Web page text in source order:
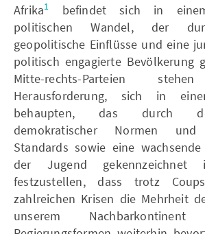
Afrika1
befindet sich in
politischen Wandel, der
geopolitische Einflüsse und eine
politisch engagierte Bevölkerung
Mitte-rechts-Parteien
Herausforderung, sich in
behaupten, das durch
demokratischer Normen und
Standards sowie eine
der Jugend
festzustellen, dass trotz
zahlreichen Krisen die Mehrheit
unserem Nachbarkontinent